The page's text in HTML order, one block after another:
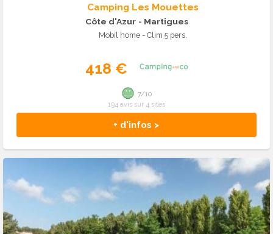
Camping Les Mouettes
Côte d'Azur - Martigues
Mobil home - Clim 5 pers.
418 €
+ d'infos >
7/10
194 avis sur 4 sites